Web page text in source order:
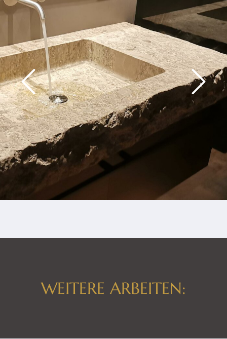
WEITERE ARBEITEN: